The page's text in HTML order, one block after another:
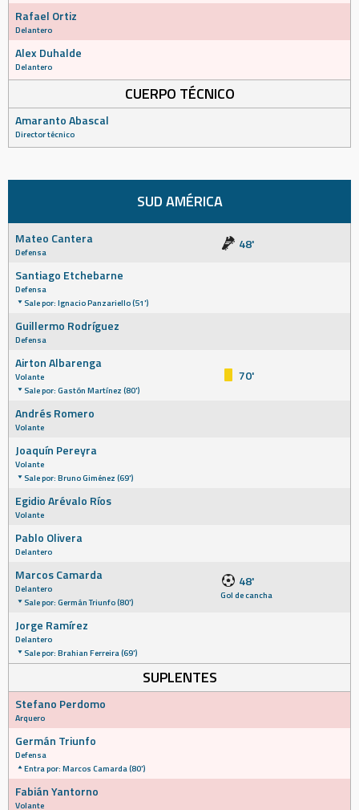
Rafael Ortiz
Delantero
Alex Duhalde
Delantero
CUERPO TÉCNICO
Amaranto Abascal
Director técnico
SUD AMÉRICA
Mateo Cantera
Defensa
48'
Santiago Etchebarne
Defensa
Sale por: Ignacio Panzariello (51')
Guillermo Rodríguez
Defensa
Airton Albarenga
Volante
Sale por: Gastón Martínez (80')
70'
Andrés Romero
Volante
Joaquín Pereyra
Volante
Sale por: Bruno Giménez (69')
Egidio Arévalo Ríos
Volante
Pablo Olivera
Delantero
Marcos Camarda
Delantero
Sale por: Germán Triunfo (80')
48'
Gol de cancha
Jorge Ramírez
Delantero
Sale por: Brahian Ferreira (69')
SUPLENTES
Stefano Perdomo
Arquero
Germán Triunfo
Defensa
Entra por: Marcos Camarda (80')
Fabián Yantorno
Volante